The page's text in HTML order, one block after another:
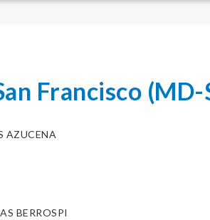
Francisco (MD-
AZUCENA
BERROSPI